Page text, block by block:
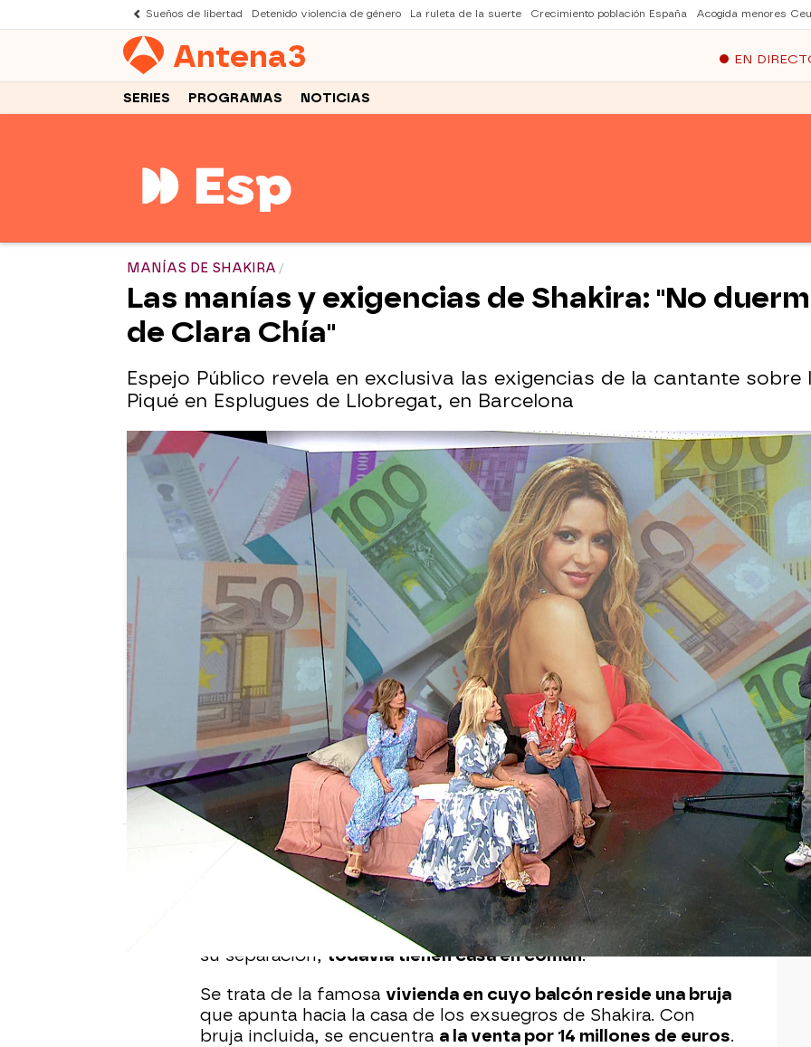
Sueños de libertad Detenido violencia de género La ruleta de la suerte Crecimiento población España Acogida menores
Antena3 EN
SERIES PROGRAMAS NOTICIAS
MANÍAS DE SHAKIRA
Las manías y exigencias de Shakira: "No
de Clara Chía"
Espejo Público revela en exclusiva las exigencias de la cantante
Piqué en Esplugues de Llobregat, en Barcelona
La mala relación de Shakira y Piqué a su paso por Barcelona: "Le tuvo
Una bailarina de Shakira revela las 'neuras' de la artista: "Nos sacaron en
al baño"
Gerard Piqué y Clara Chía, más unidos que nunca en el juicio contra un
Espejo Público
05 de septiembre de 2024, 15:37
WhatsappFacebook
Dos años después de que Shakira y Gerard Piqué
anunciaran
su separación, todavía tienen casa en común.
Se trata de la famosa vivienda en cuyo balcón reside una bruja
que apunta hacia la casa de los exsuegros de Shakira. Con
bruja incluida, se encuentra a la venta por 14 millones de euros.